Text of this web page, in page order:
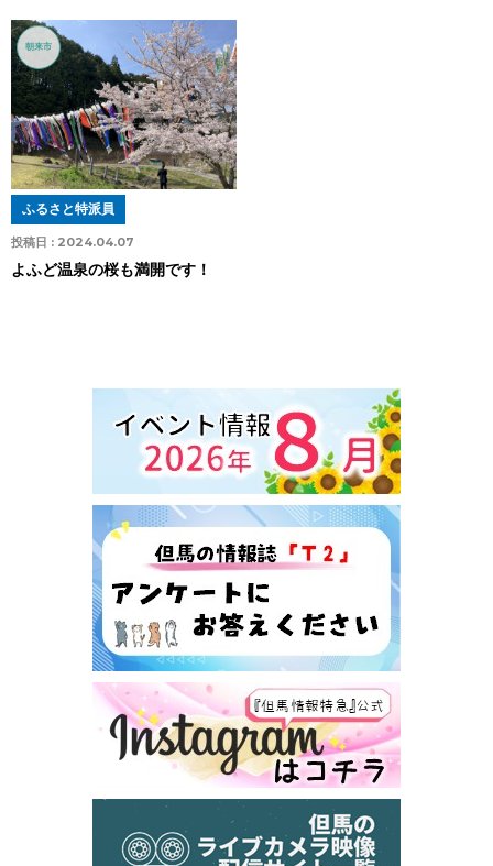
朝来市
投稿日 : 2024.04.07
ふるさと特派員
よふど温泉の桜も満開です！